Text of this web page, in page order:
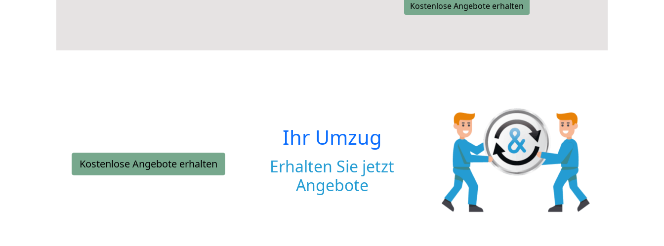
Kostenlose Angebote erhalten
Kostenlose Angebote erhalten
Ihr Umzug
Erhalten Sie jetzt
Angebote